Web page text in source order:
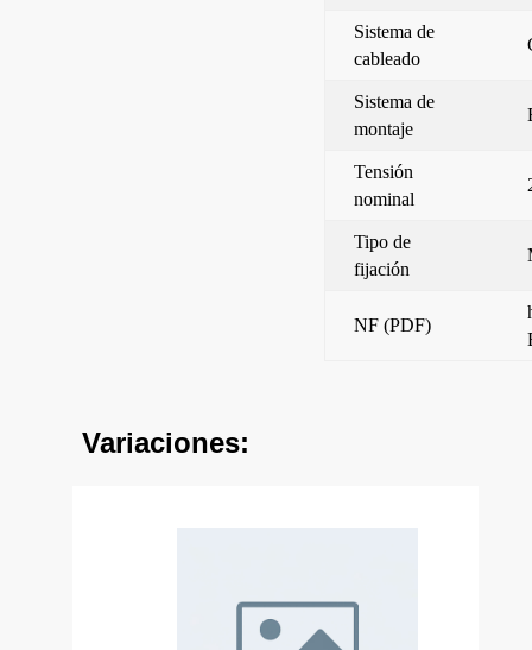
Sistema de
cableado
Sistema de
montaje
Tensión
nominal
Tipo de
fijación
NF (PDF)
Variaciones: